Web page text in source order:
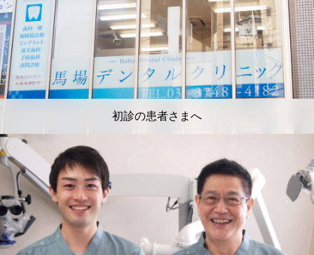
初診の患者さまへ